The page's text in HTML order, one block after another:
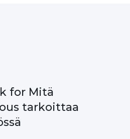
for Mitä
tarkoittaa